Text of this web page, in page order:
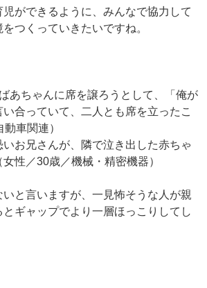
ができるように、みんなで協力して
つくっていきたいですね。
あちゃんに席を譲ろうとして、「俺が
合っていて、二人とも席を立ったこ
車関連）
いお兄さんが、隣で泣き出した赤ちゃ
性／30歳／機械・精密機器）
いと言いますが、一見怖そうな人が親
ギャップでより一層ほっこりしてし